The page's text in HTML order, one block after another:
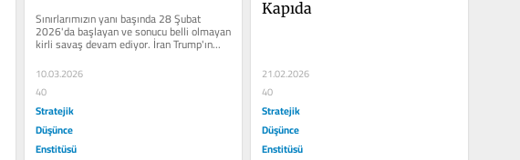
Sınırlarımızın yanı başında 28 Şubat
2026'da başlayan ve sonucu belli olmayan
kirli savaş devam ediyor. İran Trump'ın...
10.03.2026
40
Stratejik
Düşünce
Enstitüsü
Kapıda
21.02.2026
40
Stratejik
Düşünce
Enstitüsü